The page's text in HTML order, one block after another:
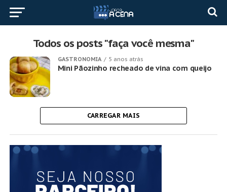
Todos os posts "faça você mesma"
GASTRONOMIA 5 anos atrás
Mini Pãozinho recheado de vina com queijo
CARREGAR MAIS